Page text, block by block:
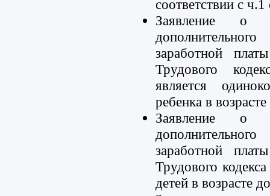
соответствии с
Заявление о
заработной
Трудового
является
ребенка в
Заявление о
заработной
Трудового
детей в возрасте